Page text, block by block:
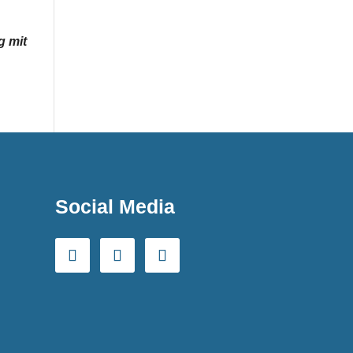
mit
Social Media